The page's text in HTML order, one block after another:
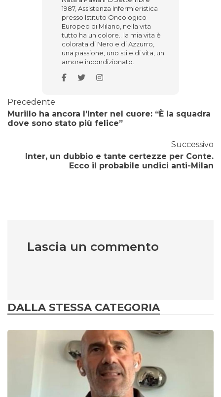
1987, Assistenza Infermieristica
presso Istituto Oncologico
Europeo di Milano, nella vita
tutto ha un colore.. la mia vita è
colorata di Nero e di Azzurro,
una passione, uno stile di vita, un
amore incondizionato.
Precedente
Murillo ha ancora l’Inter nel cuore: “È la squadra
dove sono stato più felice”
Successivo
Inter, un dubbio e tante certezze per Conte.
Ecco il probabile undici anti-Milan
Lascia un commento
DALLA STESSA CATEGORIA